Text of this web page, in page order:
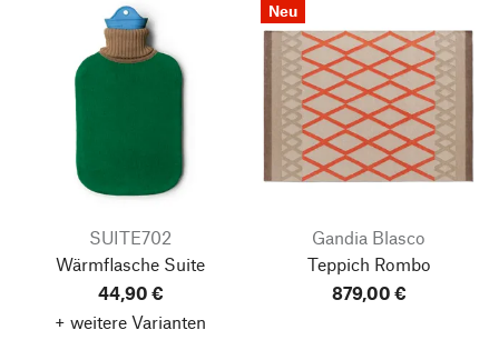
SUITE702
Wärmflasche Suite
44,90 €
+ weitere Varianten
Neu
Gandia Blasco
Teppich Rombo
879,00 €